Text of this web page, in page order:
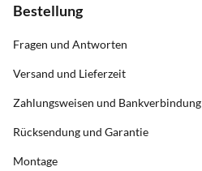
Bestellung
Fragen und Antworten
Versand und Lieferzeit
Zahlungsweisen und Bankverbindung
Rücksendung und Garantie
Montage